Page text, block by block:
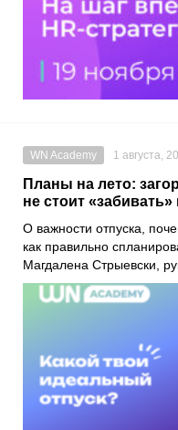
WN Academy 1 августа,
Планы на лето:
не стоит «забивать»
О важности отпуска,
как правильно
Магдалена Стрыевски,